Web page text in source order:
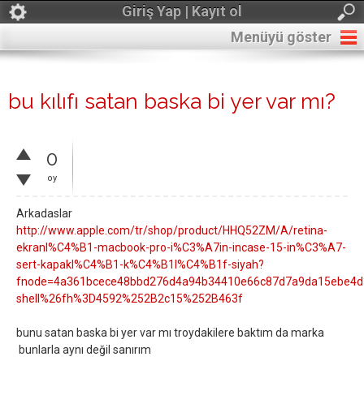
Giriş Yap | Kayıt ol
Menüyü göster
bu kılıfı satan baska bi yer var mı?
0
oy
Arkadaslar
http://www.apple.com/tr/shop/product/HHQ52ZM/A/retina-
ekranl%C4%B1-macbook-pro-i%C3%A7in-incase-15-in%C3%A7-
sert-kapakl%C4%B1-k%C4%B1l%C4%B1f-siyah?
shell%26fh%3D4592%252B2c15%252B463f
bunu satan baska bi yer var mı troydakilere baktım da marka
bunlarla aynı değil sanırım